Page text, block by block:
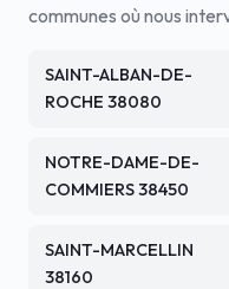
communes où nous
SAINT-ALBAN-DE-
ROCHE 38080
NOTRE-DAME-DE-
COMMIERS 38450
SAINT-MARCELLIN
38160